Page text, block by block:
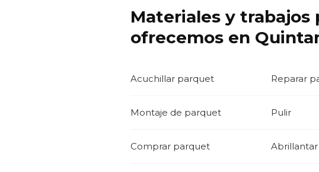
Materiales y
ofrecemos en
Acuchillar parquet Reparar
Montaje de parquet Pulir
Comprar parquet Abrillantar